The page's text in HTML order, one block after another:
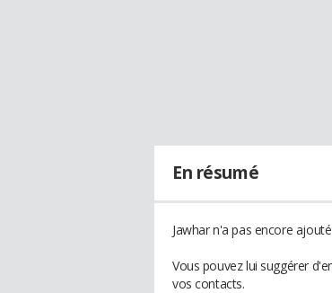
En résumé
Jawhar n'a pas encore
Vous pouvez lui suggérer
vos contacts.